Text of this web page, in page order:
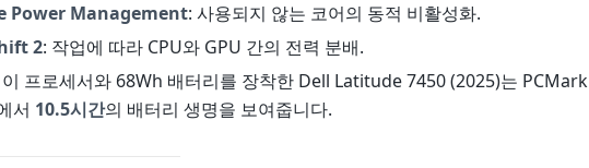
Power Management: 사용되지 않는 코어의 동적 비활성화.
2: 작업에 따라 CPU와 GPU 간의 전력 분배.
프로세서와 68Wh 배터리를 장착한 Dell Latitude 7450 (2025)는 PCMark
서 10.5시간의 배터리 생명을 보여줍니다.